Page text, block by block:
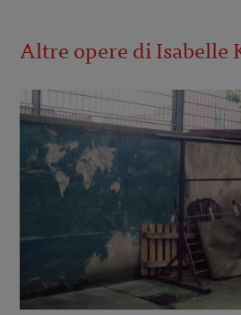
Altre opere di Isabelle